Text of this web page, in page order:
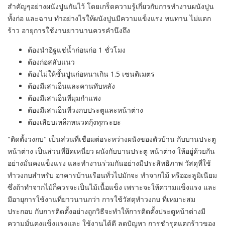
สำคัญๆอย่างผนังปูนกันไว้ โดยเกร็ดความรู้เกี่ยวกับการทำงานผนังปูน
ทั้งก่อ และฉาบ ทำอย่างไรให้ผนังปูนมีความแข็งแรง ทนทาน ไม่แตก
ร้าว อายุการใช้งานยาวนานควรคำนึงถึง
ต้องนำอิฐแช่น้ำก่อนก่อ 1 ชั่วโมง
ต้องก่อสลับแนว
ต้องไม่ให้ชั้นปูนก่อหนาเกิน 1.5 เซนติเมตร
ต้องมีเสาเอ็นและคานทับหลัง
ต้องมีเสาเอ็นที่มุมกำแพง
ต้องมีเสาเอ็นที่วงกบประตูและหน้าต่าง
ต้องเสียบเหล็กหนวดกุ้งทุกระยะ
"ติดตั้งวงกบ" เป็นส่วนที่เชื่อมต่อระหว่างผนังของตัวบ้าน กับบานประตู
หน้าต่าง เป็นส่วนที่ยึดเหนี่ยว ผนังกับบานประตู หน้าต่าง ให้อยู่ด้วยกัน
อย่างมั่นคงแข็งแรง และทำงานร่วมกันอย่างมีประสิทธิภาพ วัสดุที่ใช้
ทำวงกบสำหรับ อาคารบ้านเรือนทั่วไปมักจะ ทำจากไม้ หรืออะลูมิเนียม
ซึ่งถ้าทำจากไม้ก็ควรจะเป็นไม้เนื้อแข็ง เพราะจะให้ความแข็งแรง และ
มีอายุการใช้งานที่ยาวนานกว่า การใช้วัสดุทำวงกบ ที่เหมาะสม
ประกอบ กับการติดตั้งอย่างถูกวิธีจะทำให้การติดตั้งประตูหน้าต่างมี
ความมั่นคงแข็งแรงและ ใช้งานได้ดี ลดปัญหา การชำรุดแตกร้าวของ